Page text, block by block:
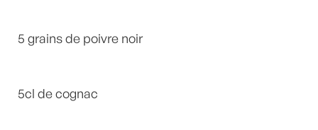
5 grains de poivre noir
5cl de cognac